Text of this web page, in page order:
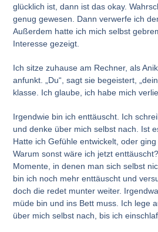
glücklich ist, dann ist das okay.
genug gewesen. Dann verwerfe ich
Außerdem hatte ich mich selbst
Interesse gezeigt.
Ich sitze zuhause am Rechner, als
anfunkt. „Du“, sagt sie begeistert,
klasse. Ich glaube, ich habe mich
Irgendwie bin ich enttäuscht. Ich
und denke über mich selbst nach. Ist
Hatte ich Gefühle entwickelt, oder
Warum sonst wäre ich jetzt
Momente, in denen man sich selbst
bin ich noch mehr enttäuscht und
doch die redet munter weiter.
müde bin und ins Bett muss. Ich lege
über mich selbst nach, bis ich